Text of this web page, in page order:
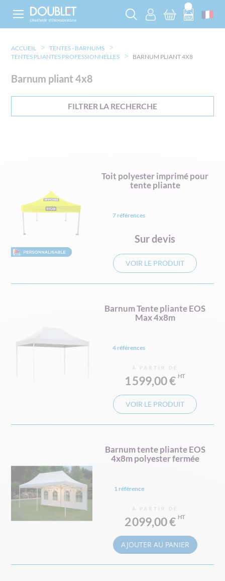
Toit polyester imprimé pour
tente pliante
7 références
Sur devis
VOIR LE PRODUIT
Barnum Tente pliante EOS
Max 4x8m
4 références
À PARTIR DE
1 599,00 €
VOIR LE PRODUIT
Barnum tente pliante EOS
4x8m polyester fermée
1 référence
À PARTIR DE
2 099,00 €
AJOUTER AU PANIER
ACCUEIL
TENTES - BARNUMS
TENTES PLIANTES PROFESSIONNELLES
BARNUM PLIANT 4X8
Barnum pliant 4x8
FILTRER LA RECHERCHE